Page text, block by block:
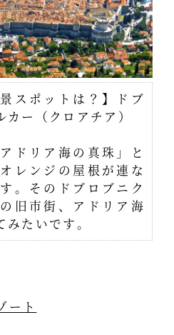
スポットは？】ドブ
ー（クロアチア）
ドリア海の真珠」と
レンジの屋根が連な
。そのドブロブニク
旧市街、アドリア海
たいです。
ート